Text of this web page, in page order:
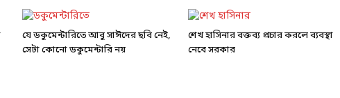
যে ডকুমেন্টারিতে আবু সাঈদের ছবি নেই,
সেটা কোনো ডকুমেন্টারি নয়
শেখ হাসিনার বক্তব্য প্রচার করলে ব্যবস্থা
নেবে সরকার